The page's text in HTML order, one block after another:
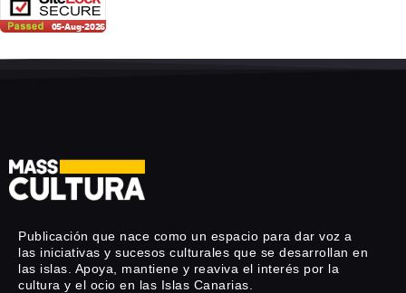
Publicación que nace como un espacio para dar voz a
las iniciativas y sucesos culturales que se desarrollan en
las islas. Apoya, mantiene y reaviva el interés por la
cultura y el ocio en las Islas Canarias.